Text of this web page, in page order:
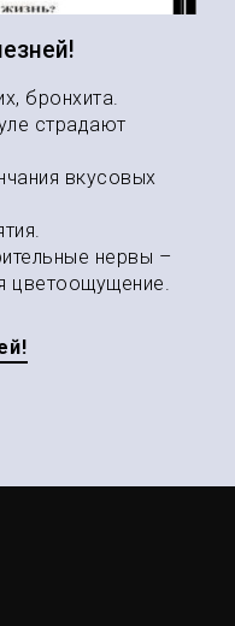
бронхита.
страдают
вкусовых
нервы –
цветоощущение.